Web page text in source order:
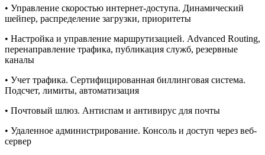
• Управление скоростью интернет-доступа. Динамический
шейпер, распределение загрузки, приоритеты
• Настройка и управление маршрутизацией. Advanced Routing,
перенаправление трафика, публикация служб, резервные
каналы
• Учет трафика. Сертифицированная биллинговая система.
Подсчет, лимиты, автоматизация
• Почтовый шлюз. Антиспам и антивирус для почты
• Удаленное администрирование. Консоль и доступ через веб-
сервер